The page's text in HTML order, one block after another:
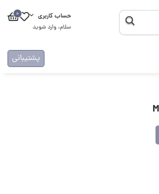
حساب کاربری
سلام، وارد شوید
0
پشتیبانی